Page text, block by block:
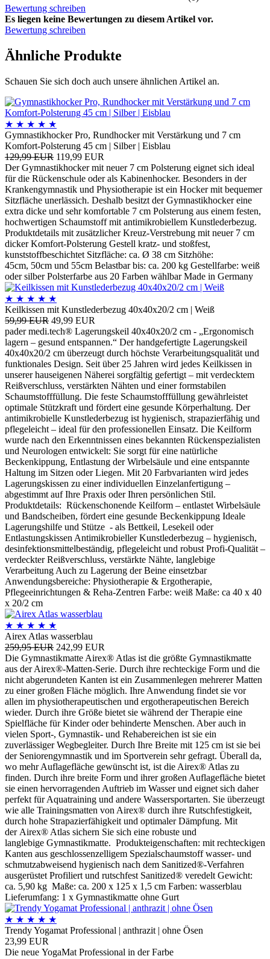
Bewertung schreiben
Es liegen keine Bewertungen zu diesem Artikel vor.
Bewertung schreiben
Ähnliche Produkte
Schauen Sie sich doch auch unsere ähnlichen Artikel an.
★ ★ ★ ★ ★
Gymnastikhocker Pro, Rundhocker mit Verstärkung und 7 cm
Komfort-Polsterung 45 cm | Silber | Eisblau
129,99 EUR 119,99 EUR
Der Gymnastikhocker mit neuer 7 cm Polsterung eignet sich ideal
für die Rückenschule oder als Kabinenhocker. Besonders in der
Krankengymnastik und Physiotherapie ist ein Hocker mit bequemer
Sitzfläche unerlässich. Deshalb besitzt der Gymnastikhocker eine
extra dicke und sehr komfortable 7 cm Polsterung aus einem festen,
hochwertigen Schaumstoff mit antimikrobiellem Kunstlederbezug.
Produktdetails mit zusätzlicher Kreuz-Verstrebung mit neuer 7 cm
dicker Komfort-Polsterung Gestell kratz- und stoßfest,
kunststoffbeschichtet Sitzfläche: ca. Ø 38 cm Sitzhöhe:
45cm, 50cm und 55cm Belastbar bis: ca. 200 kg Gestellfarbe: weiß
oder silber Polsterfarbe aus 20 Farben wählbar Made in Germany
★ ★ ★ ★ ★
Keilkissen mit Kunstlederbezug 40x40x20/2 cm | Weiß
59,99 EUR 49,99 EUR
pader medi.tech® Lagerungskeil 40x40x20/2 cm - „Ergonomisch
lagern – gesund entspannen.“ Der handgefertigte Lagerungskeil
40x40x20/2 cm überzeugt durch höchste Verarbeitungsqualität und
funktionales Design. Seit über 25 Jahren wird jedes Keilkissen in
unserer hauseigenen Näherei sorgfältig gefertigt – mit verdecktem
Reißverschluss, verstärkten Nähten und einer formstabilen
Schaumstofffüllung. Die feste Schaumstofffüllung gewährleistet
optimale Stützkraft und fördert eine gesunde Körperhaltung. Der
antimikrobielle Kunstlederbezug ist hygienisch, strapazierfähig und
pflegeleicht – ideal für den professionellen Einsatz. Die Keilform
wurde nach den Erkenntnissen eines bekannten Rückenspezialisten
und Neurologen entwickelt: Sie sorgt für eine natürliche
Beckenkippung, Entlastung der Wirbelsäule und eine entspannte
Haltung im Sitzen oder Liegen. Mit 20 Farbvarianten wird jedes
Lagerungskissen zu einer individuellen Einzelanfertigung –
abgestimmt auf Ihre Praxis oder Ihren persönlichen Stil.
Produktdetails: Rückenschonende Keilform – entlastet Wirbelsäule
und Bandscheiben, fördert eine gesunde Beckenkippung Ideale
Lagerungshilfe und Stütze - als Bettkeil, Lesekeil oder
Entlastungskissen Antimikrobieller Kunstlederbezug – hygienisch,
desinfektionsmittelbeständig, pflegeleicht und robust Profi-Qualität –
verdeckter Reißverschluss, verstärkte Nähte, langlebige
Verarbeitung Auch zu Lagerung der Beine einsetzbar
Anwendungsbereiche: Physiotherapie & Ergotherapie,
Pflegeeinrichtungen & Reha-Zentren Farbe: weiß Maße: ca 40 x 40
x 20/2 cm
★ ★ ★ ★ ★
Airex Atlas wasserblau
259,95 EUR 242,99 EUR
Die Gymnastikmatte Airex® Atlas ist die größte Gymnastikmatte
aus der Airex®-Matten-Serie. Durch ihre rechteckige Form und die
nicht abgerundeten Kanten ist ein Zusammenlegen mehrerer Matten
zu einer großen Fläche möglich. Ihre Anwendung findet sie vor
allen im physiotherapeutischen und ergotherapeutischen Bereich
wieder. Durch ihre Größe bietet sie während der Therapie eine
Spielfläche für Kinder oder behinderte Menschen. Aber auch in
vielen Sport-, Gymnastik- und Rehabereichen ist sie ein
zuverlässiger Wegbegleiter. Durch Ihre Breite mit 125 cm ist sie bei
der Seniorengymnastik und im Sportverein sehr gefragt. Überall da,
wo mehr Auflagefläche gewünscht ist, ist die Airex® Atlas zu
finden. Durch ihre breite Form und ihrer großen Auflagefläche bietet
sie einen hervorragenden Auftrieb im Wasser und eignet sich daher
perfekt für Aquatraining und andere Wassersportarten. Sie überzeugt
wie alle Trainingsmatten von Airex® durch ihre Rutschfestigkeit,
durch hohe Strapazierfähigkeit und optimaler Dämpfung. Mit
der Airex® Atlas sichern Sie sich eine robuste und
langlebige Gymnastikmatte. Produkteigenschaften: mit rechteckigen
Kanten aus geschlossenzelligem Spezialschaumstoff wasser- und
schmutzabweisend hygienisch nach dem Sanitized®-Verfahren
ausgerüstet Profiliert und rutschfest Sanitized® veredelt Gewicht:
ca. 5,90 kg Maße: ca. 200 x 125 x 1,5 cm Farben: wasserblau
Lieferumfang: 1 x Gymnastikmatte ohne Gurt
★ ★ ★ ★ ★
Trendy Yogamat Professional | anthrazit | ohne Ösen
23,99 EUR
Die neue YogaMat Professional in der Farbe